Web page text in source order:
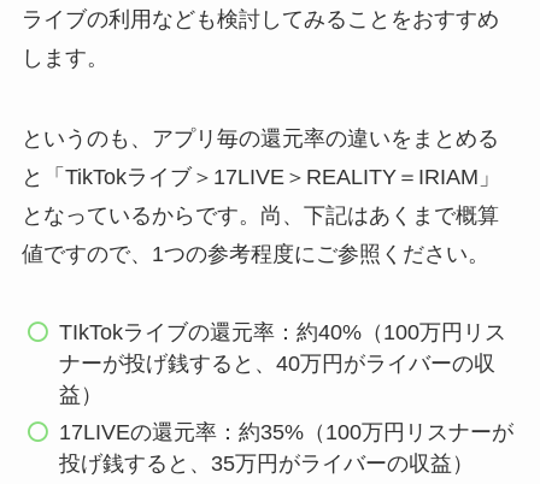
ライブの利用なども検討してみることをおすすめ
します。
というのも、アプリ毎の還元率の違いをまとめる
と「TikTokライブ＞17LIVE＞REALITY＝IRIAM」
となっているからです。尚、下記はあくまで概算
値ですので、1つの参考程度にご参照ください。
TIkTokライブの還元率：約40%（100万円リス
ナーが投げ銭すると、40万円がライバーの収
益）
17LIVEの還元率：約35%（100万円リスナーが
投げ銭すると、35万円がライバーの収益）